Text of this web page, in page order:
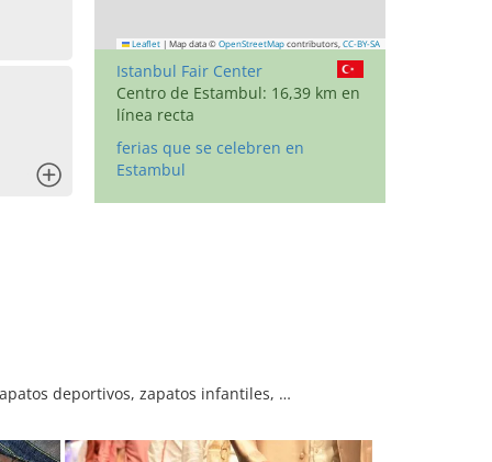
Leaflet | Map data © OpenStreetMap contributors, CC-BY-SA
Istanbul Fair Center
Centro de Estambul: 16,39 km en
línea recta
ferias que se celebren en
Estambul
deportivos, zapatos infantiles, …